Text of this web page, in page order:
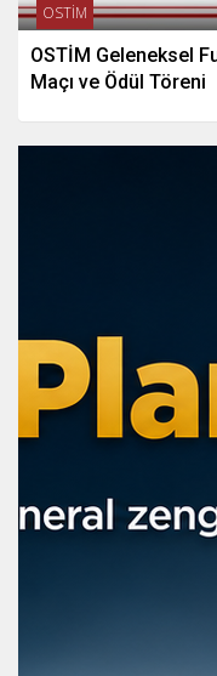
OSTİM
OSTİM Geleneksel
Maçı ve Ödül Töreni